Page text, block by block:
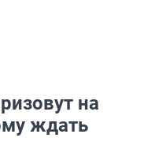
на
ждать